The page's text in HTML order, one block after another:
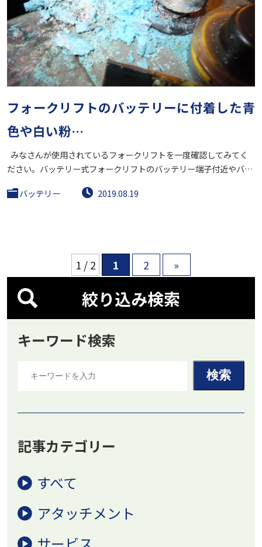
フォークリフトのバッテリーに付着した青
色や白い粉…
みなさんが使用されているフォークリフトを一度確認してみてく
ださい。バッテリー式フォークリフトのバッテリー端子付近やバ…
バッテリー
2019.08.19
1 / 2 1 2 »
絞り込み検索
キーワード検索
記事カテゴリー
すべて
アタッチメント